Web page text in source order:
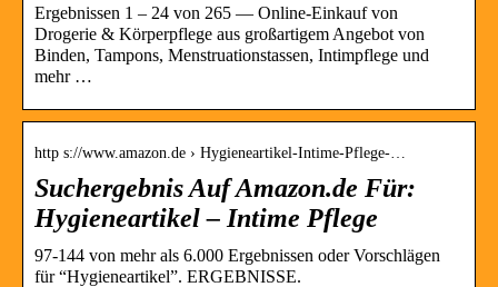
Ergebnissen 1 – 24 von 265 — Online-Einkauf von
Drogerie & Körperpflege aus großartigem Angebot von
Binden, Tampons, Menstruationstassen, Intimpflege und
mehr …
http s://www.amazon.de › Hygieneartikel-Intime-Pflege-…
Suchergebnis Auf Amazon.de Für:
Hygieneartikel – Intime Pflege
97-144 von mehr als 6.000 Ergebnissen oder Vorschlägen
für “Hygieneartikel”. ERGEBNISSE.